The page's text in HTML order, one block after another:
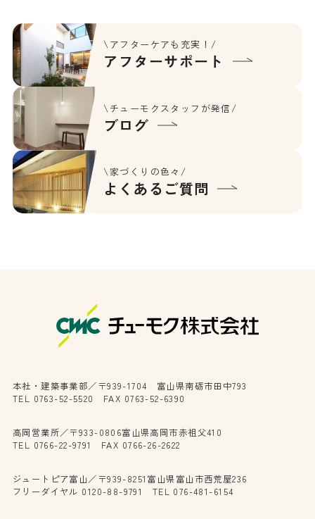
\アフターケアも充実！/
アフターサポート
\チューモクスタッフが発信/
ブログ
\家づくりの色々/
よくあるご質問
本社・建築事業部／〒939-1704 富山県南砺市田中793
TEL 0763-52-5520 FAX 0763-52-6390
高岡営業所／〒933-0806富山県高岡市赤祖父410
TEL 0766-22-9791 FAX 0766-26-2622
ジュートピア富山／〒939-8251富山県富山市西荒屋236
フリーダイヤル 0120-88-9791 TEL 076-481-6154